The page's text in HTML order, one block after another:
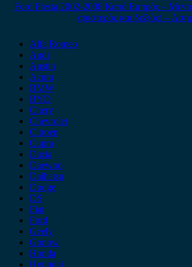
Ford Fiesta 2002-2008 Καπό Εμπρός –
αριστερός και δεξιός) –
Alfa Romeo
Audi
Austin
Acura
BMW
BYD
Chery
Chevrolet
Citroen
Cupra
Dacia
Daewoo
Daihatsu
Dodge
DS
Fiat
Ford
Geely
Gonow
Honda
Hyundai